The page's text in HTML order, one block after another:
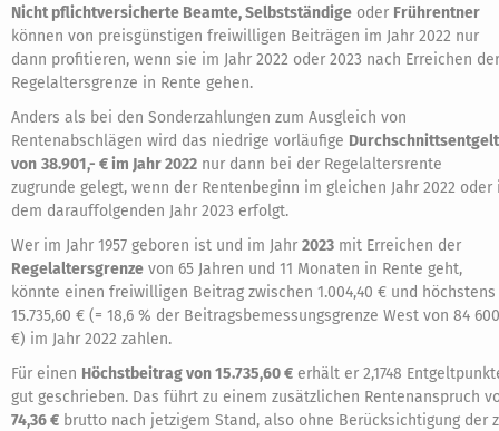
Nicht pflichtversicherte Beamte, Selbstständige oder Frührentner
können von preisgünstigen freiwilligen Beiträgen im Jahr 2022 nur
dann profitieren, wenn sie im Jahr 2022 oder 2023 nach Erreichen der
Regelaltersgrenze in Rente gehen.
Anders als bei den Sonderzahlungen zum Ausgleich von
Rentenabschlägen wird das niedrige vorläufige Durchschnittsentgelt
von 38.901,- € im Jahr 2022 nur dann bei der Regelaltersrente
zugrunde gelegt, wenn der Rentenbeginn im gleichen Jahr 2022 oder
dem darauffolgenden Jahr 2023 erfolgt.
Wer im Jahr 1957 geboren ist und im Jahr 2023 mit Erreichen der
Regelaltersgrenze von 65 Jahren und 11 Monaten in Rente geht,
könnte einen freiwilligen Beitrag zwischen 1.004,40 € und höchstens
15.735,60 € (= 18,6 % der Beitragsbemessungsgrenze West von 84
€) im Jahr 2022 zahlen.
Für einen Höchstbeitrag von 15.735,60 € erhält er 2,1748
gut geschrieben. Das führt zu einem zusätzlichen Rentenanspruch
74,36 € brutto nach jetzigem Stand, also ohne Berücksichtigung der